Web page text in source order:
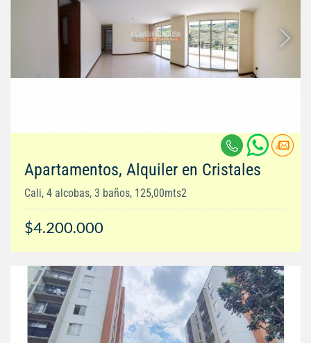
Apartamentos, Alquiler en Cristales
Cali, 4 alcobas, 3 baños, 125,00mts2
$4.200.000